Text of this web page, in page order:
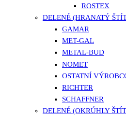
ROSTEX
DELENÉ (HRANATÝ
GAMAR
MET-GAL
METAL-BUD
NOMET
OSTATNÍ
RICHTER
SCHAFFNER
DELENÉ (OKRÚHLY